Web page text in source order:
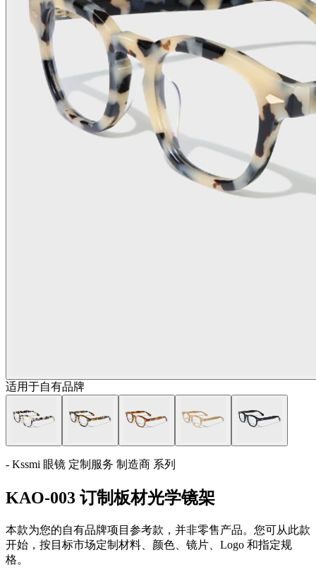
适用于自有品牌
- Kssmi 眼镜 定制服务 制造商 系列
KAO-003 订制板材光学镜架
本款为您的自有品牌项目参考款，并非零售产品。您可从此款
开始，按目标市场定制材料、颜色、镜片、Logo 和指定规
格。